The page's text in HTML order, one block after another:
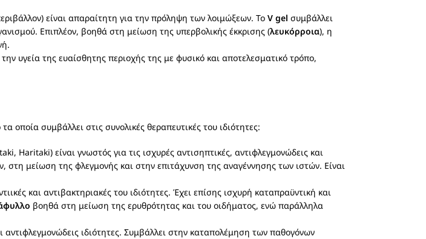
είναι απαραίτητη για την πρόληψη των λοιμώξεων. Το V gel συμβάλλει
Επιπλέον, βοηθά στη μείωση της υπερβολικής έκκρισης (λευκόρροια), η
υγεία της ευαίσθητης περιοχής της με φυσικό και αποτελεσματικό τρόπο,
συμβάλλει στις συνολικές θεραπευτικές του ιδιότητες:
είναι γνωστός για τις ισχυρές αντισηπτικές, αντιφλεγμονώδεις και
μείωση της φλεγμονής και στην επιτάχυνση της αναγέννησης των ιστών. Είναι
και αντιβακτηριακές του ιδιότητες. Έχει επίσης ισχυρή καταπραϋντική και
βοηθά στη μείωση της ερυθρότητας και του οιδήματος, ενώ παράλληλα
αντιφλεγμονώδεις ιδιότητες. Συμβάλλει στην καταπολέμηση των παθογόνων